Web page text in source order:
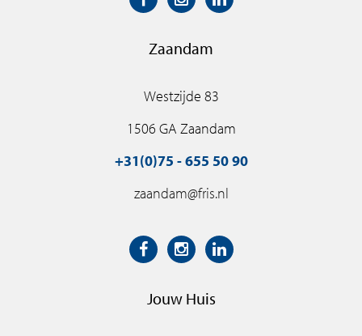
Zaandam
Westzijde 83
1506 GA Zaandam
+31(0)75 - 655 50 90
zaandam@fris.nl
Jouw Huis